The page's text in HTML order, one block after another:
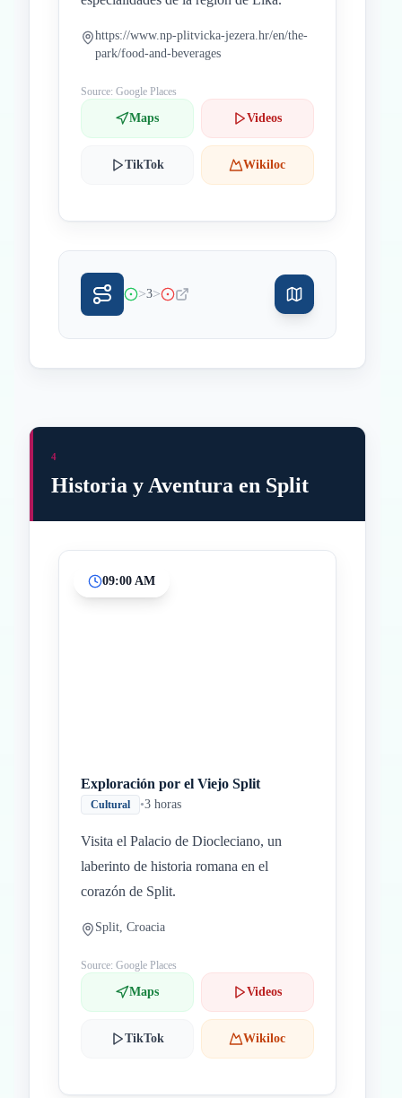
https://www.np-plitvicka-jezera.hr/en/the-
park/food-and-beverages
Source: Google Places
Maps Videos
TikTok Wikiloc
>3>
4
Historia y Aventura en Split
09:00 AM
Exploración por el Viejo Split
Cultural •3 horas
Visita el Palacio de Diocleciano, un
laberinto de historia romana en el
corazón de Split.
Split, Croacia
Source: Google Places
Maps Videos
TikTok Wikiloc